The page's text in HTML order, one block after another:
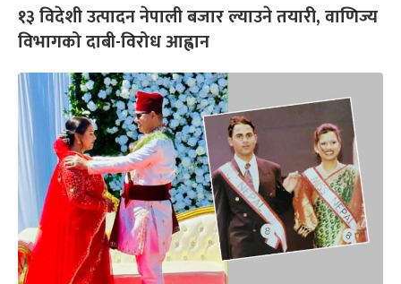
१३ विदेशी उत्पादन नेपाली बजार ल्याउने तयारी, वाणिज्य
विभागको दाबी-विरोध आह्वान